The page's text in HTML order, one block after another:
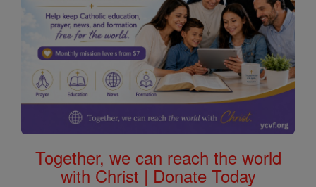
Together, we can reach the world
with Christ | Donate Today